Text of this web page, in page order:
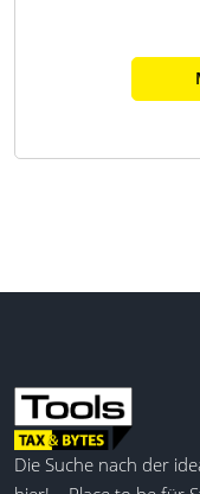
Die Suche nach der